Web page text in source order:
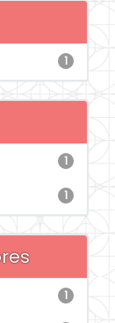
1
1
1
1